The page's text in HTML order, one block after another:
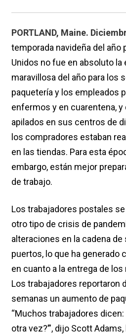
PORTLAND, Maine.
temporada navideña del año
Unidos no fue en absoluto la
maravillosa del año para los
paquetería y los empleados
enfermos y en cuarentena,
apilados en sus centros de
los compradores estaban
en las tiendas. Para esta
embargo, están mejor
de trabajo.
Los trabajadores postales
otro tipo de crisis de
alteraciones en la cadena
puertos, lo que ha generado
en cuanto a la entrega de
Los trabajadores reportaron
semanas un aumento de
“Muchos trabajadores dicen:
otra vez?’”, dijo Scott